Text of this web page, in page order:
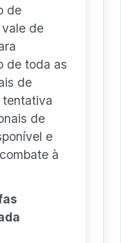
de
de
de toda as
de
tentativa
de
e
à